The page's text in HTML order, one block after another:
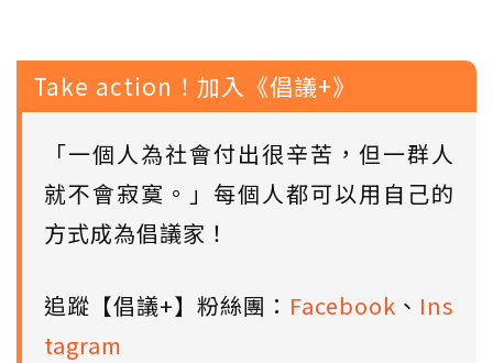
Take action！加入《倡議+》
「一個人為社會付出很辛苦，但一群人
就不會寂寞。」每個人都可以用自己的
方式成為倡議家！
追蹤【倡議+】粉絲團： Facebook 、 Ins
tagram